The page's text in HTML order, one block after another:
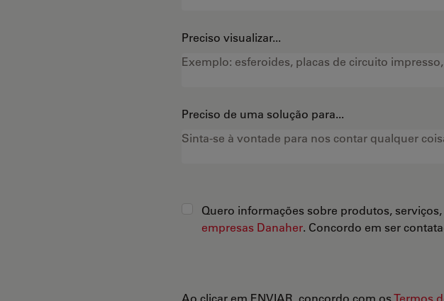
Preciso visualizar...
Preciso de uma solução para...
Quero informações sobre produtos,
empresas Danaher. Concordo em ser
Ao clicar em ENVIAR, concordo com osTermos